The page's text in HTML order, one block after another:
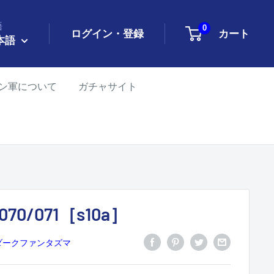
語
ログイン・登録 0 カート
軍について ガチャサイト
071［s10a］
クファンタズマ